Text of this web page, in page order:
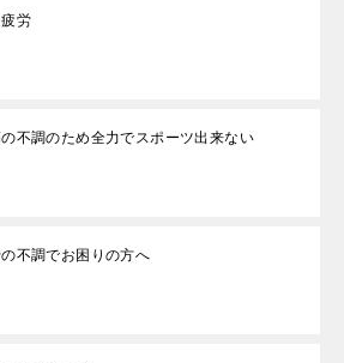
労
不調のため全力でスポーツ出来ない
不調でお困りの方へ